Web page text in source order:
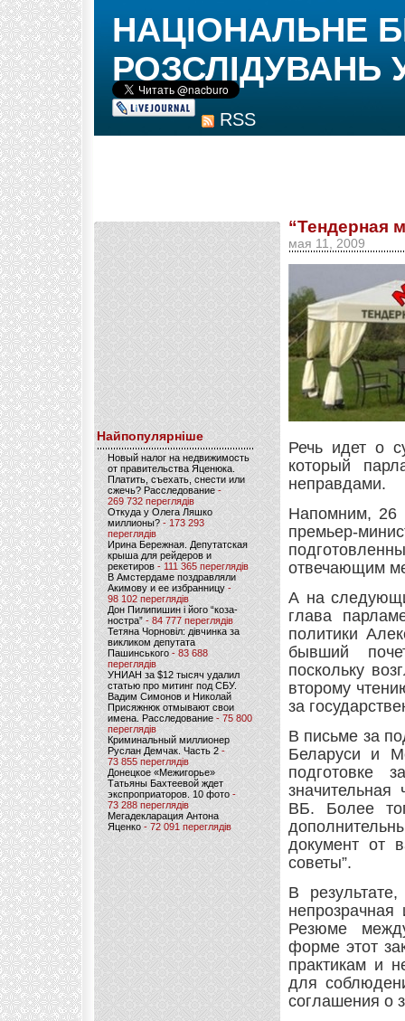
RSS
НАЦІОНАЛЬНЕ
РОЗСЛІДУВАНЬ
Найпопулярніше
Новый налог на недвижимость
от правительства Яценюка.
Платить, съехать, снести или
сжечь? Расследование-
269 732 переглядів
Откуда у Олега Ляшко
миллионы? - 173 293
переглядів
Ирина Бережная. Депутатская
крыша для рейдеров и
рекетиров - 111 365 переглядів
В Амстердаме поздравляли
Акимову и ее избранницу -
98 102 переглядів
Дон Пилипишин і його “коза-
ностра” - 84 777 переглядів
Тетяна Чорновіл: дівчинка за
викликом депутата
Пашинського- 83 688
переглядів
УНИАН за $12 тысяч удалил
статью про митинг под СБУ.
Вадим Симонов и Николай
Присяжнюк отмывают свои
имена. Расследование - 75 800
переглядів
Криминальный миллионер
Руслан Демчак. Часть 2-
73 855 переглядів
Донецкое «Межигорье»
Татьяны Бахтеевой ждет
экспроприаторов. 10 фото -
73 288 переглядів
Мегадекларация Антона
Яценко - 72 091 переглядів
“Тендерная
мая 11, 2009
Речь идет о
который
неправдами.
Напомним, 26
премьер-
отвечающим
А на
глава
политики
бывший
поскольку
второму
за
В письме за
Беларуси и
подготовке
ВБ. Более
документ от
советы”.
В
непрозрачная
Резюме
форме этот
практикам и
для
соглашения о